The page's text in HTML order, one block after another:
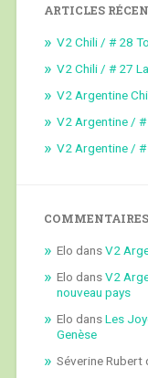
ARTICLES
V2 Chili / # 28
V2 Chili / # 27
V2 Argentine
V2 Argentine / #
V2 Argentine / #
Elo dansV2
Elo dansV2
nouveau pays
Elo dansLes
Genèse
Séverine Rubert